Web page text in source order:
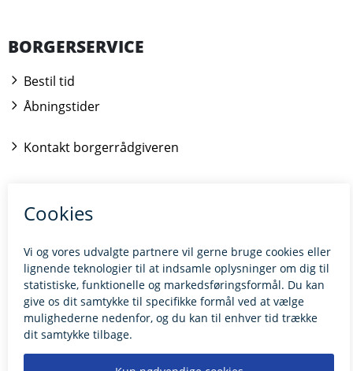
BORGERSERVICE
Bestil tid
Åbningstider
Kontakt borgerrådgiveren
BILLUND.DK
Tilgængelighedserklæring
Giv feedback til hjemmesiden